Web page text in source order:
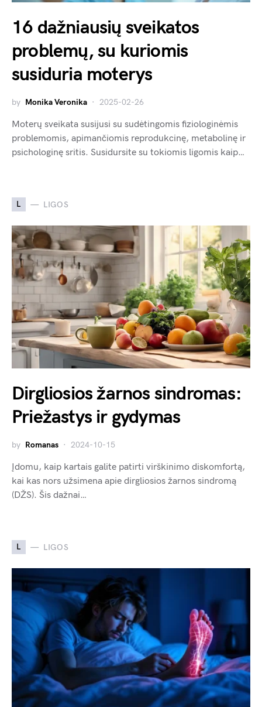
16 dažniausių sveikatos
problemų, su kuriomis
susiduria moterys
by Monika Veronika 2025-02-26
Moterų sveikata susijusi su sudėtingomis fiziologinėmis
problemomis, apimančiomis reprodukcinę, metabolinę ir
psichologinę sritis. Susidursite su tokiomis ligomis kaip…
L LIGOS
Dirgliosios žarnos sindromas:
Priežastys ir gydymas
by Romanas 2024-10-15
Įdomu, kaip kartais galite patirti virškinimo diskomfortą,
kai kas nors užsimena apie dirgliosios žarnos sindromą
(DŽS). Šis dažnai…
L LIGOS